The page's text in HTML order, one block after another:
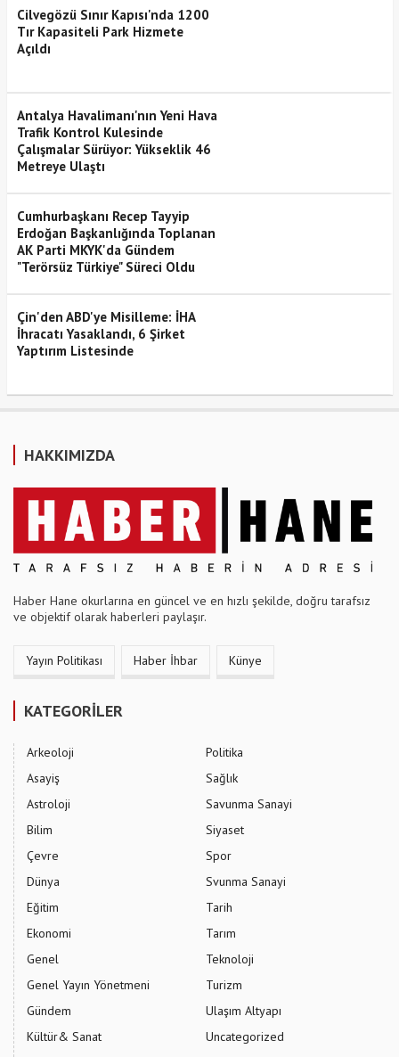
Cilvegözü Sınır Kapısı'nda 1200
Tır Kapasiteli Park Hizmete
Açıldı
Antalya Havalimanı'nın Yeni Hava
Trafik Kontrol Kulesinde
Çalışmalar Sürüyor: Yükseklik 46
Metreye Ulaştı
Cumhurbaşkanı Recep Tayyip
Erdoğan Başkanlığında Toplanan
AK Parti MKYK'da Gündem
"Terörsüz Türkiye" Süreci Oldu
Çin'den ABD'ye Misilleme: İHA
İhracatı Yasaklandı, 6 Şirket
Yaptırım Listesinde
HAKKIMIZDA
Haber Hane okurlarına en güncel ve en hızlı şekilde, doğru tarafsız
ve objektif olarak haberleri paylaşır.
Yayın Politikası Haber İhbar Künye
KATEGORİLER
Arkeoloji
Asayiş
Astroloji
Bilim
Çevre
Dünya
Eğitim
Ekonomi
Genel
Genel Yayın Yönetmeni
Gündem
Kültür& Sanat
Politika
Sağlık
Savunma Sanayi
Siyaset
Spor
Svunma Sanayi
Tarih
Tarım
Teknoloji
Turizm
Ulaşım Altyapı
Uncategorized